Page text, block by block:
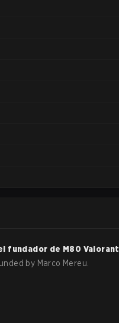
fundador de M80 Valorant
by Marco Mereu.